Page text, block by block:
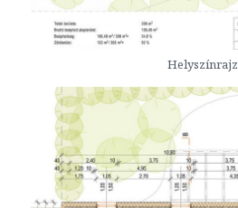
Helyszínrajz